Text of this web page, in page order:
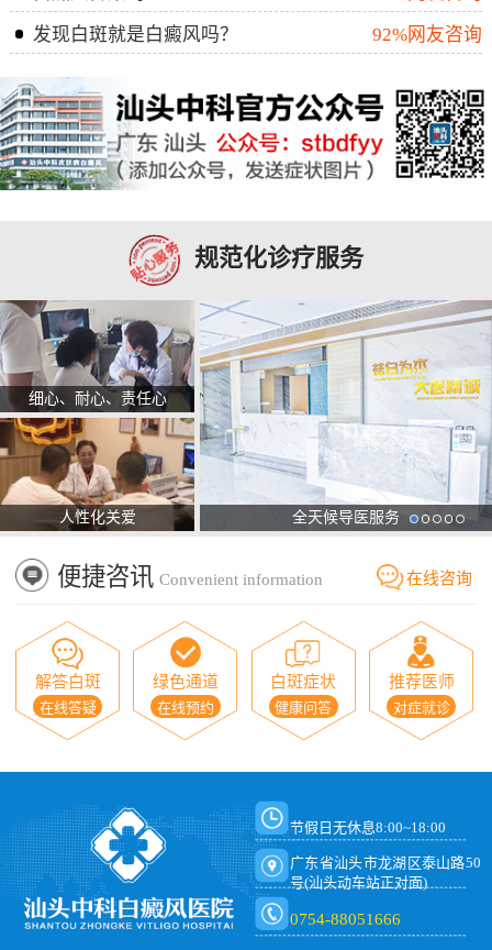
发现白斑就是白癜风吗？
92%网友咨询
规范化诊疗服务
细心、耐心、责任心
人性化关爱 全天候导医服务
便捷咨讯 Convenient information 在线咨询
解答白斑
在线答疑
绿色通道
在线预约
白斑症状
健康问答
推荐医师
对症就诊
节假日无休息8:00~18:00
广东省汕头市龙湖区泰山路50
号(汕头动车站正对面)
0754-88051666